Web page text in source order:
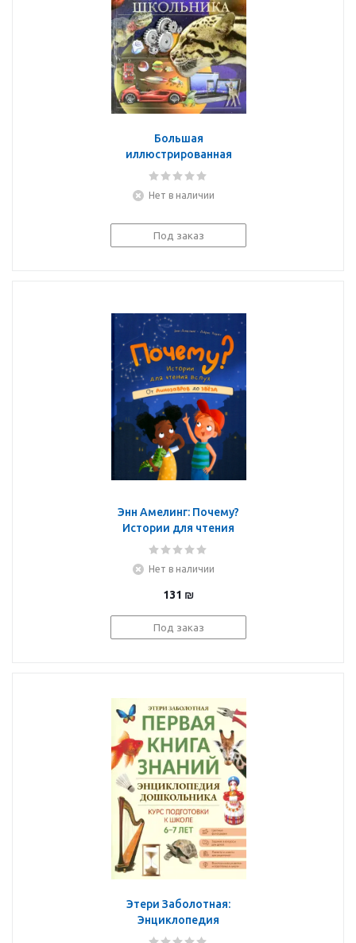
Большая
иллюстрированная
энциклопедия
Нет в наличии
Под заказ
Энн Амелинг: Почему?
Истории для чтения
вслух. От динозавров
Нет в наличии
131 ₪
Под заказ
Этери Заболотная:
Энциклопедия
дошкольника. 6-7 лет